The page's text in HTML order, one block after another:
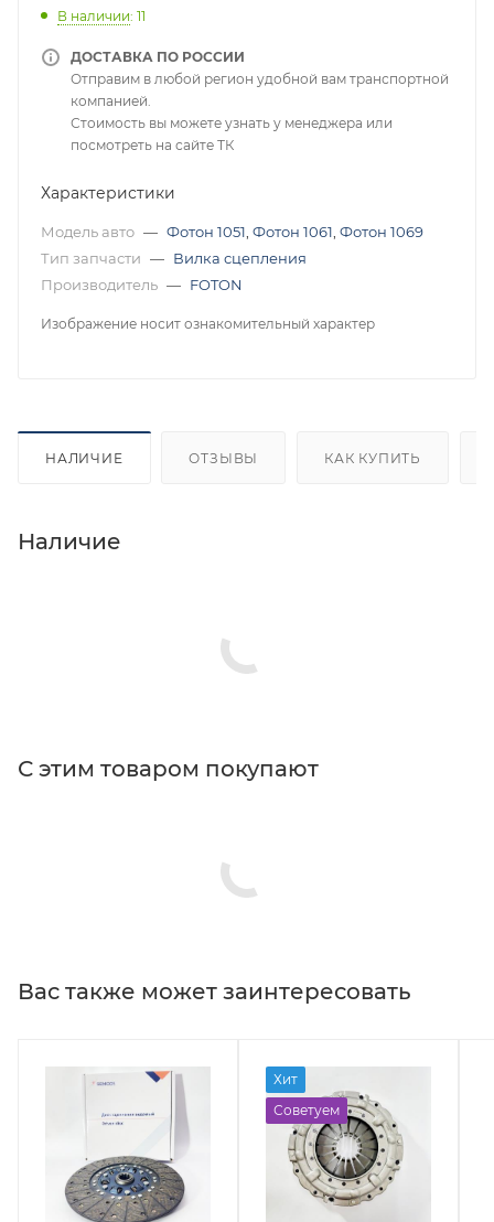
В наличии: 11
ДОСТАВКА ПО РОССИИ
Отправим в любой регион удобной вам транспортной
компанией.
Стоимость вы можете узнать у менеджера или
посмотреть на сайте ТК
Характеристики
Модель авто — Фотон 1051 Фотон 1061 Фотон 1069
Тип запчасти — Вилка сцепления
Производитель — FOTON
Изображение носит ознакомительный характер
НАЛИЧИЕ ОТЗЫВЫ КАК КУПИТЬ
Наличие
С этим товаром покупают
Вас также может заинтересовать
Хит
Советуем